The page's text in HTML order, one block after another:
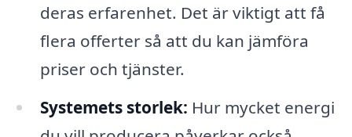
deras erfarenhet. Det är viktigt att få
flera offerter så att du kan jämföra
priser och tjänster.
Systemets storlek: Hur mycket energi